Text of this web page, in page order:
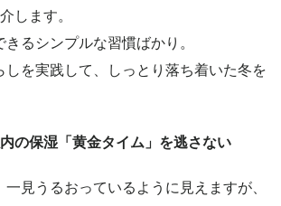
します。
るシンプルな習慣ばかり。
しを実践して、しっとり落ち着いた冬を
の保湿「黄金タイム」を逃さない
一見うるおっているように見えますが、